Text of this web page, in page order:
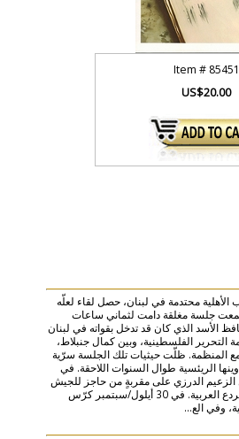
Item # 85451
US$20.00
وبينما الحرب الأهلية محتدمة في لبنان، حصل لقاء لعلّه
جلسة مغلقة دامت لثماني ساعات
الأسد الذي كان قد تدخل بقواته في لبنان
التحرير الفلسطينية، وبين كمال جنبلاط،
المنظمة. ظلّت حيثيات تلك الجلسة سرّية
الريئسية طوال السنوات اللاحقة. في
تمّ اغتيال الزعيم الدرزي على مقربةٍ من حاجز للجيش
السوري المنضوي تحت قوات الردع العربية. في 30 أيلول/سبتمبر كرّس
وفي الع...